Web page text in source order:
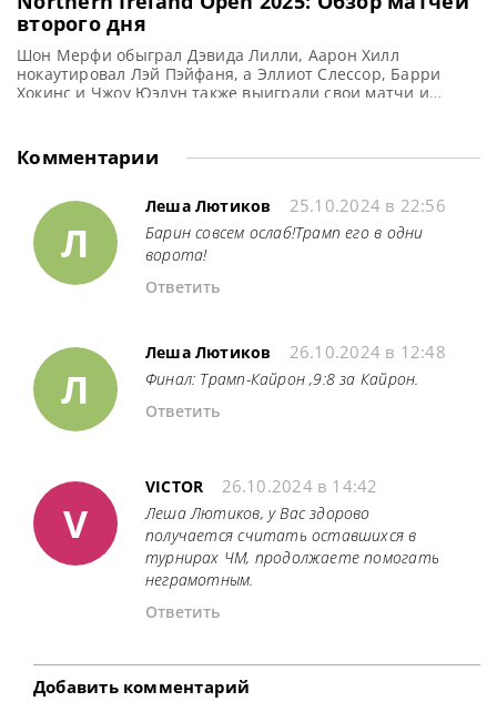
второго дня
Шон Мерфи обыграл Дэвида Лилли, Аарон Хилл
нокаутировал Лэй Пэйфаня, а Эллиот Слессор, Барри
Хокинс и Чжоу Юэлун также выиграли свои матчи и
постепенно укрепляет свою репутацию одного из лучших
игроков в снукер. Вчера он нокаутировал Лэй Пэйфаня
Комментарии
Л
Леша Лютиков 25.10.2024 в 22:56
Барин совсем ослаб!Трамп его в одни
ворота!
Ответить
Л
Леша Лютиков 26.10.2024 в 12:48
Финал: Трамп-Кайрон ,9:8 за Кайрон.
Ответить
V
VICTOR 26.10.2024 в 14:42
Леша Лютиков, у Вас здорово
получается считать оставшихся в
турнирах ЧМ, продолжаете помогать
неграмотным.
Ответить
Добавить комментарий